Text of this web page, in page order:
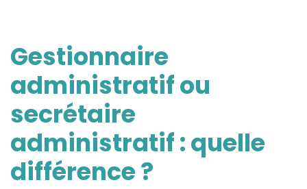
Gestionnaire
administratif ou
secrétaire
administratif : quelle
différence ?